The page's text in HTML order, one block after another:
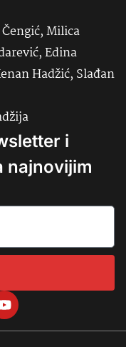
Milica
Edina
Hadžić, Slađan
i
najnovijim